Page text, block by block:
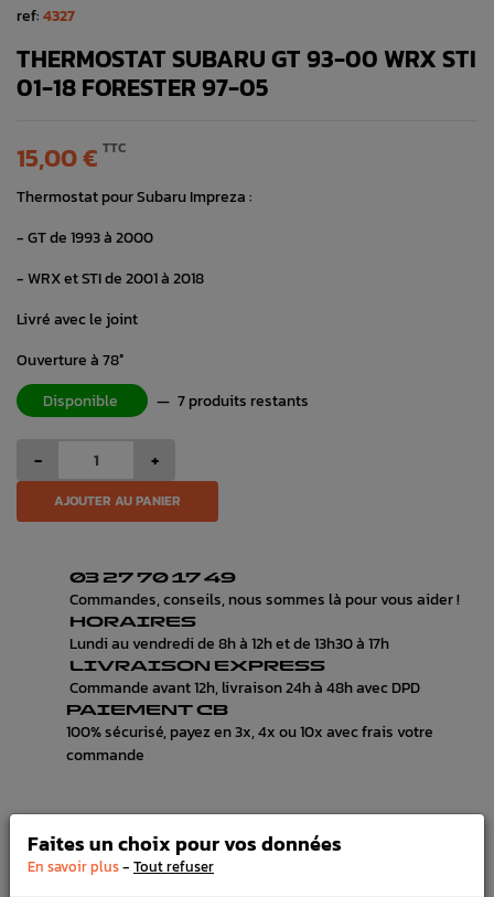
ref:4327
THERMOSTAT SUBARU GT 93-00 WRX STI
01-18 FORESTER 97-05
15,00 € TTC
Thermostat pour Subaru Impreza :
- GT de 1993 à 2000
- WRX et STI de 2001 à 2018
Livré avec le joint
Ouverture à 78°
Disponible
— 7 produits restants
- +
AJOUTER AU PANIER
03 27 70 17 49
Commandes, conseils, nous sommes là pour vous aider !
HORAIRES
Lundi au vendredi de 8h à 12h et de 13h30 à 17h
LIVRAISON EXPRESS
Commande avant 12h, livraison 24h à 48h avec DPD
PAIEMENT CB
100% sécurisé, payez en 3x, 4x ou 10x avec frais votre
commande
DÉTAILS DU PRODUIT
Faites un choix pour vos données
En savoir plus- Tout refuser